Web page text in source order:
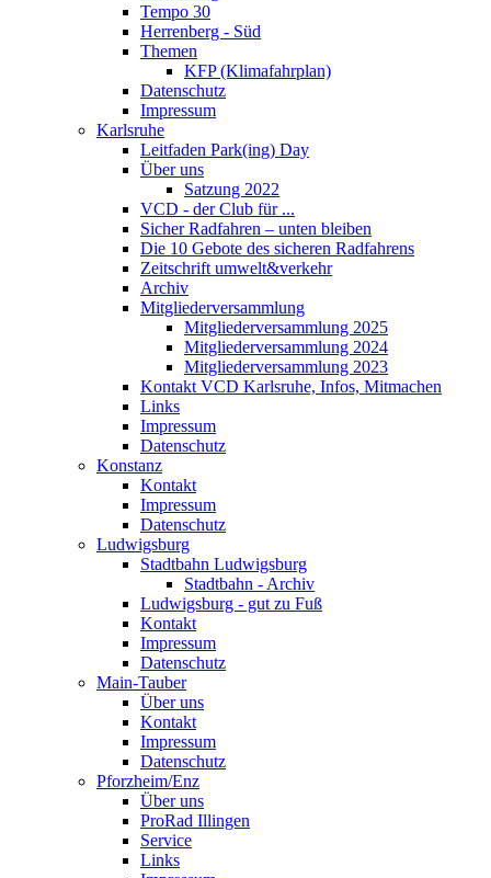
Tempo 30
Herrenberg - Süd
Themen
KFP (Klimafahrplan)
Datenschutz
Impressum
Karlsruhe
Leitfaden Park(ing) Day
Über uns
Satzung 2022
VCD - der Club für ...
Sicher Radfahren – unten bleiben
Die 10 Gebote des sicheren Radfahrens
Zeitschrift umwelt&verkehr
Archiv
Mitgliederversammlung
Mitgliederversammlung 2025
Mitgliederversammlung 2024
Mitgliederversammlung 2023
Kontakt VCD Karlsruhe, Infos, Mitmachen
Links
Impressum
Datenschutz
Konstanz
Kontakt
Impressum
Datenschutz
Ludwigsburg
Stadtbahn Ludwigsburg
Stadtbahn - Archiv
Ludwigsburg - gut zu Fuß
Kontakt
Impressum
Datenschutz
Main-Tauber
Über uns
Kontakt
Impressum
Datenschutz
Pforzheim/Enz
Über uns
ProRad Illingen
Service
Links